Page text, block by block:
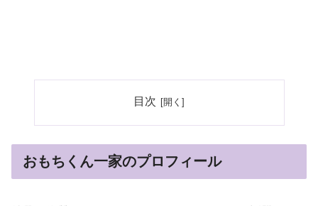
目次
おもちくん一家のプロフィール